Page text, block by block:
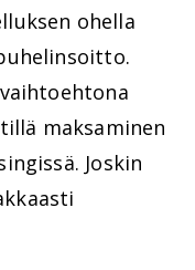
ohella
maksaminen
Joskin